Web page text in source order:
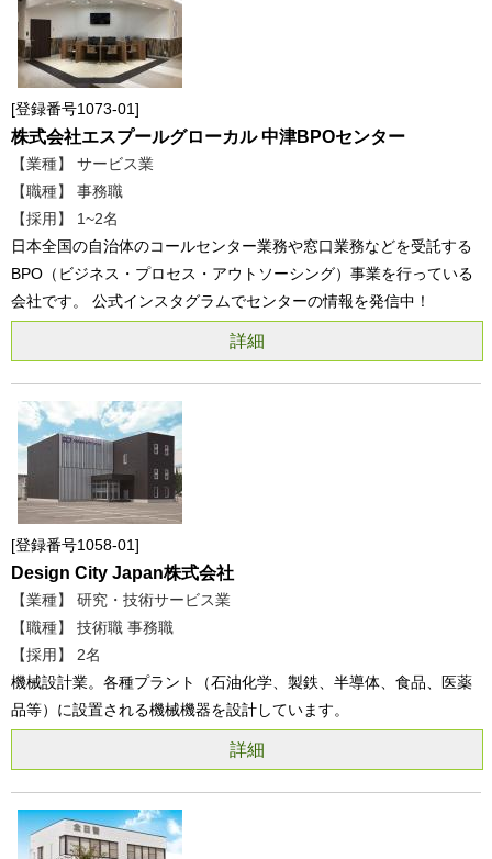
登録番号1073-01
株式会社エスプールグローカル 中津BPOセンター
【業種】 サービス業
【職種】 事務職
【採用】 1~2名
日本全国の自治体のコールセンター業務や窓口業務などを受託する
BPO（ビジネス・プロセス・アウトソーシング）事業を行っている
会社です。 公式インスタグラムでセンターの情報を発信中！
詳細
登録番号1058-01
Design City Japan株式会社
【業種】 研究・技術サービス業
【職種】 技術職 事務職
【採用】 2名
機械設計業。各種プラント（石油化学、製鉄、半導体、食品、医薬
品等）に設置される機械機器を設計しています。
詳細